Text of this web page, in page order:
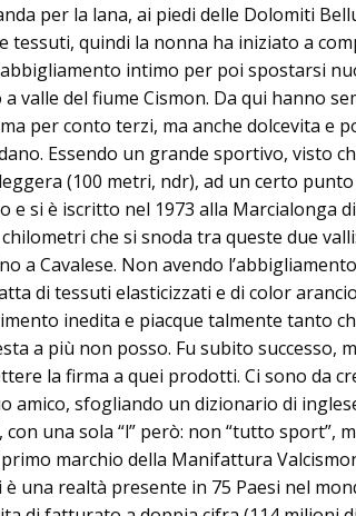
per la lana, ai piedi delle Do­lomiti
tessuti, quindi la nonna ha iniziato a
intimo per poi spostarsi
valle del fiume Cismon. Da qui hanno
per conto terzi, ma anche dolcevita e
Essendo un grande sportivo, visto
(100 metri, ndr), ad un certo
e si è iscritto nel 1973 alla Marcialonga di
che si sno­da tra queste due
a Ca­va­lese. Non avendo
di tessuti elasticizzati e di color
inedita e piacque talmente tanto
a più non posso. Fu subito successo,
la firma a quei prodotti. Ci sono da
amico, sfogliando un dizionario di
una sola “l” però: non “tutto sport”,
marchio della Manifattura
una realtà presente in 75 Paesi nel